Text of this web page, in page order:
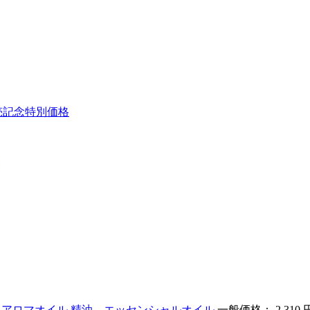
念特別価格